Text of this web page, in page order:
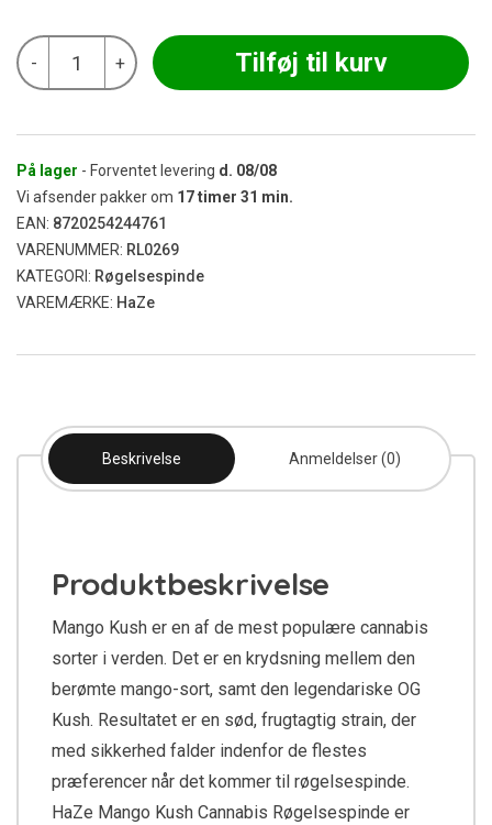
-
HaZe
Cannabis
Incense
antal
+ Tilføj til kurv
På lager - Forventet levering d. 08/08
Vi afsender pakker om 17timer 31 min.
EAN: 8720254244761
VARENUMMER: RL0269
KATEGORI: Røgelsespinde
VAREMÆRKE: HaZe
Beskrivelse Anmeldelser (0)
Produktbeskrivelse
Mango Kush er en af de mest populære cannabis
sorter i verden. Det er en krydsning mellem den
berømte mango-sort, samt den legendariske OG
Kush. Resultatet er en sød, frugtagtig strain, der
med sikkerhed falder indenfor de flestes
præferencer når det kommer til røgelsespinde.
HaZe Mango Kush Cannabis Røgelsespinde er